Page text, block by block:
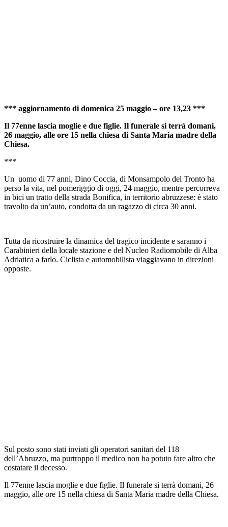
*** aggiornamento di domenica 25 maggio – ore 13,23 ***
Il 77enne lascia moglie e due figlie. Il funerale si terrà domani,
26 maggio, alle ore 15 nella chiesa di Santa Maria madre della
Chiesa.
***
Un uomo di 77 anni, Dino Coccia, di Monsampolo del Tronto ha
perso la vita, nel pomeriggio di oggi, 24 maggio, mentre percorreva
in bici un tratto della strada Bonifica, in territorio abruzzese: è stato
travolto da un’auto, condotta da un ragazzo di circa 30 anni.
Tutta da ricostruire la dinamica del tragico incidente e saranno i
Carabinieri della locale stazione e del Nucleo Radiomobile di Alba
Adriatica a farlo. Ciclista e automobilista viaggiavano in direzioni
opposte.
Sul posto sono stati inviati gli operatori sanitari del 118
dell’Abruzzo, ma purtroppo il medico non ha potuto fare altro che
costatare il decesso.
Il 77enne lascia moglie e due figlie. Il funerale si terrà domani, 26
maggio, alle ore 15 nella chiesa di Santa Maria madre della Chiesa.